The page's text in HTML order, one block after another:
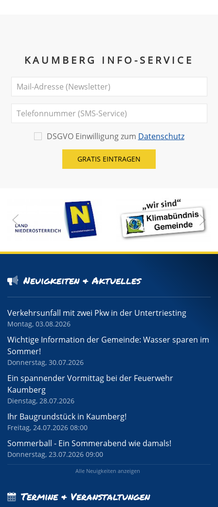
KAUMBERG INFO-SERVICE
DSGVO Einwilligung zum Datenschutz
Neuigkeiten & Aktuelles
Verkehrsunfall mit zwei Pkw in der Untertriesting
Montag, 03.08.2026
Wichtige Information der Gemeinde: Wasser sparen im
Sommer!
Donnerstag, 30.07.2026
Ein spannender Vormittag bei der Feuerwehr
Kaumberg
Dienstag, 28.07.2026
Ihr Baugrundstück in Kaumberg!
Freitag, 24.07.2026 08:00
Sommerball - Ein Sommerabend wie damals!
Donnerstag, 23.07.2026 09:00
Alle Neuigkeiten anzeigen
Termine & Veranstaltungen